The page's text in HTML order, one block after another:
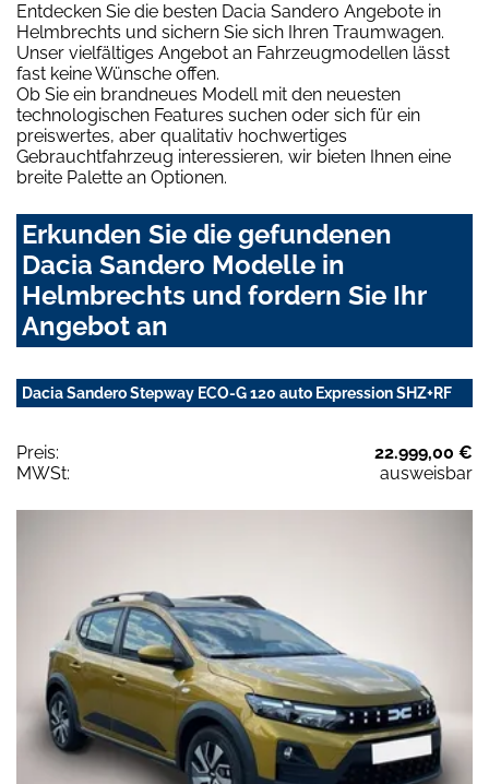
Entdecken Sie die besten Dacia Sandero Angebote in
Helmbrechts und sichern Sie sich Ihren Traumwagen.
Unser vielfältiges Angebot an Fahrzeugmodellen lässt
fast keine Wünsche offen.
Ob Sie ein brandneues Modell mit den neuesten
technologischen Features suchen oder sich für ein
preiswertes, aber qualitativ hochwertiges
Gebrauchtfahrzeug interessieren, wir bieten Ihnen eine
breite Palette an Optionen.
Erkunden Sie die gefundenen
Dacia Sandero Modelle in
Helmbrechts und fordern Sie Ihr
Angebot an
Dacia Sandero Stepway ECO-G 120 auto Expression SHZ+RF
Preis:
22.999,00 €
MWSt:
ausweisbar